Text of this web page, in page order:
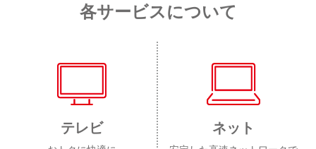
各サービスについて
テレビ ネット